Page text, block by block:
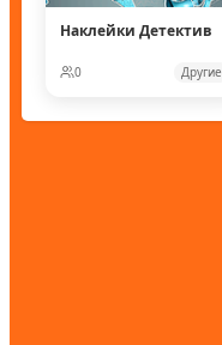
Наклейки Детектив
0 Другие